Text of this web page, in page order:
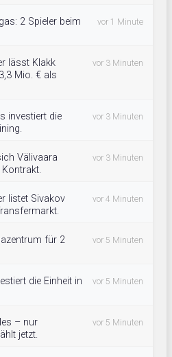
2 Spieler beim
vor 1 Minute
lässt Klakk
Mio. € als
vor 3 Minuten
investiert die
vor 3 Minuten
Välivaara
vor 3 Minuten
listet Sivakov
vor 4 Minuten
für 2
vor 5 Minuten
die Einheit in
vor 5 Minuten
– nur
jetzt.
vor 5 Minuten